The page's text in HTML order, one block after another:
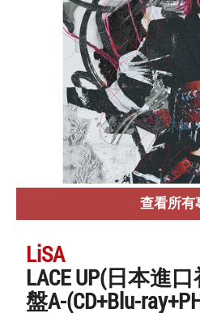
查看所有
LiSA
LACE UP(日本進
盤A-(CD+Blu-